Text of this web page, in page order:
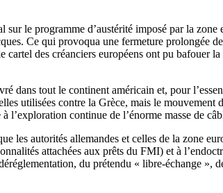
le programme d’austérité imposé par la
Ce qui provoqua une fermeture prolongée
des créanciers européens ont pu bafouer
dans tout le continent américain et, pour
utilisées contre la Grèce, mais le
continue de l’énorme masse de
autorités allemandes et celles de la zone
attachées aux prêts du FMI) et à
du prétendu « libre-échange